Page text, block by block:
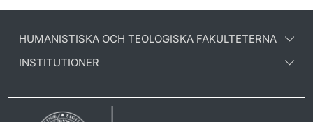
HUMANISTISKA OCH TEOLOGISKA FAKULTETERNA
INSTITUTIONER